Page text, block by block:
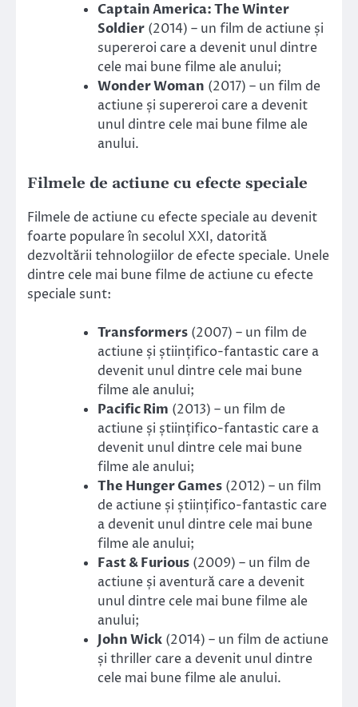
Captain America: The Winter
Soldier (2014) – un film de actiune și
supereroi care a devenit unul dintre
cele mai bune filme ale anului;
Wonder Woman (2017) – un film de
actiune și supereroi care a devenit
unul dintre cele mai bune filme ale
anului.
Filmele de actiune cu efecte speciale
Filmele de actiune cu efecte speciale au devenit
foarte populare în secolul XXI, datorită
dezvoltării tehnologiilor de efecte speciale. Unele
dintre cele mai bune filme de actiune cu efecte
speciale sunt:
Transformers (2007) – un film de
actiune și științifico-fantastic care a
devenit unul dintre cele mai bune
filme ale anului;
Pacific Rim (2013) – un film de
actiune și științifico-fantastic care a
devenit unul dintre cele mai bune
filme ale anului;
The Hunger Games (2012) – un film
de actiune și științifico-fantastic care
a devenit unul dintre cele mai bune
filme ale anului;
Fast & Furious (2009) – un film de
actiune și aventură care a devenit
unul dintre cele mai bune filme ale
anului;
John Wick (2014) – un film de actiune
și thriller care a devenit unul dintre
cele mai bune filme ale anului.